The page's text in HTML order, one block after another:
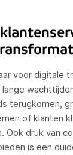
voor digitale
terugkomen,
of klanten
Ook druk van
is een